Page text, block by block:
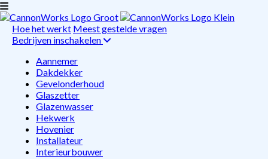
Hoe het werkt Meest gestelde vragen
Bedrijven inschakelen
Aannemer
Dakdekker
Gevelonderhoud
Glaszetter
Glazenwasser
Hekwerk
Hovenier
Installateur
Interieurbouwer